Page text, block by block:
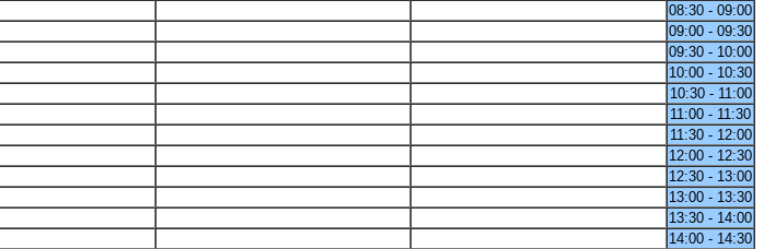
08:30 - 09:00
09:00 - 09:30
09:30 - 10:00
10:00 - 10:30
10:30 - 11:00
11:00 - 11:30
11:30 - 12:00
12:00 - 12:30
12:30 - 13:00
13:00 - 13:30
13:30 - 14:00
14:00 - 14:30